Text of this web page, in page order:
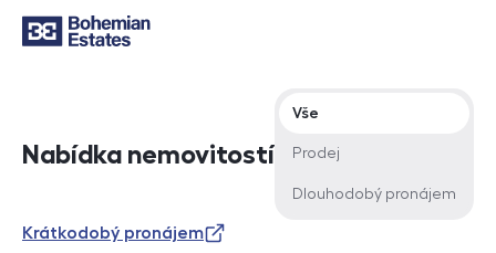
Nabídka nemovitostí
Typ nabídky
Vše
Prodej
Dlouhodobý pronájem
Krátkodobý pronájem